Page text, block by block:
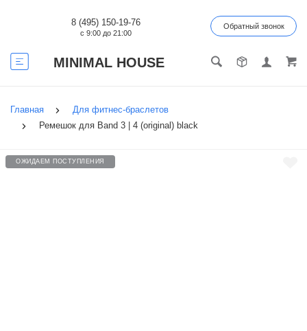
MINIMAL HOUSE
8 (495) 150-19-76
с 9:00 до 21:00
Обратный звонок
Главная
Для фитнес-браслетов
Ремешок для Band 3 | 4 (original) black
ОЖИДАЕМ ПОСТУПЛЕНИЯ